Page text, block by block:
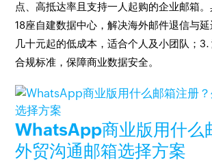
点、高抵达率且支持一人起购的企业邮箱
18座自建数据中心，解决海外邮件退信与
几十元起的低成本，适合个人及小团队；3.
合规标准，保障商业数据安全。
WhatsApp商业版用什么
外贸沟通邮箱选择方案